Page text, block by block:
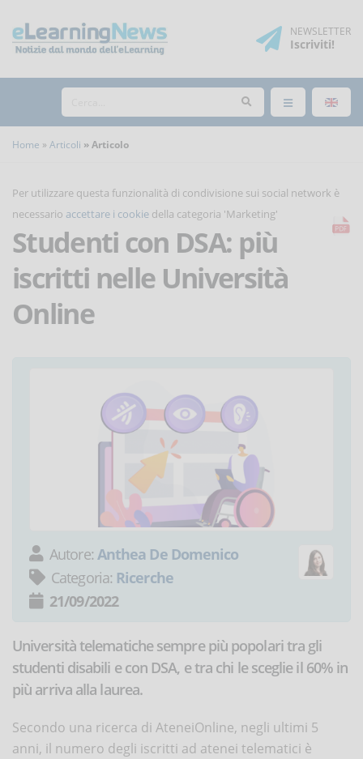
NEWSLETTER
Iscriviti!
Home Articoli Articolo
Per utilizzare questa funzionalità di condivisione sui social network è
necessario accettare i cookie della categoria 'Marketing'
Studenti con DSA: più
iscritti nelle Università
Online
Autore: Anthea De Domenico
Categoria: Ricerche
21/09/2022
Università telematiche sempre più popolari tra gli
studenti disabili e con DSA, e tra chi le sceglie il 60% in
più arriva alla laurea.
Secondo una ricerca di AteneiOnline, negli ultimi 5
anni, il numero degli iscritti ad atenei telematici è